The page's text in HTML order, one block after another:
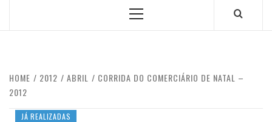
Primary
HOME 2012 ABRIL
CORRIDA DO COMERCIÁRIO DE NATAL –
2012
JÁ REALIZADAS